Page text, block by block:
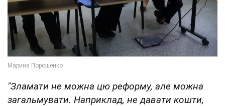
"Зламати не можна цю реформу, але можна
загальмувати. Наприклад, не давати кошти,